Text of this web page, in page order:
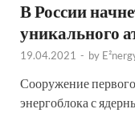
В России
уникального
19.04.2021 - by
Сооружение
энергоблока с